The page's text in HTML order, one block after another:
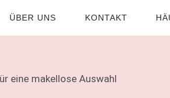
ÜBER UNS KONTAKT
eine makellose Auswahl